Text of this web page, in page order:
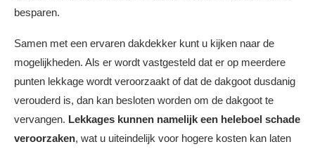
besparen.
Samen met een ervaren dakdekker kunt u kijken naar de
mogelijkheden. Als er wordt vastgesteld dat er op meerdere
punten lekkage wordt veroorzaakt of dat de dakgoot dusdanig
verouderd is, dan kan besloten worden om de dakgoot te
vervangen. Lekkages kunnen namelijk een heleboel schade
veroorzaken, wat u uiteindelijk voor hogere kosten kan laten